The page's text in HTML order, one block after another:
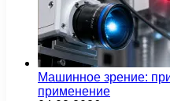
Машинное зрение:
применение